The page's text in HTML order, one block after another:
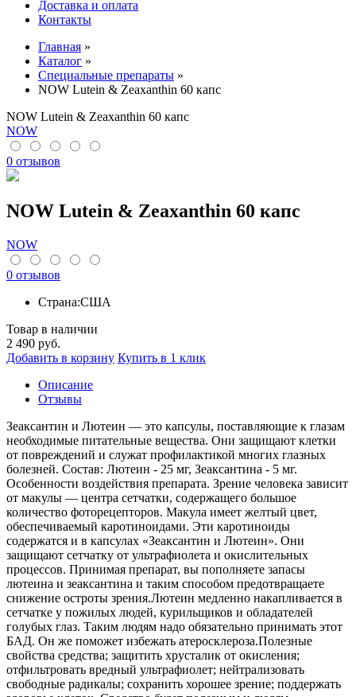
Доставка и оплата
Контакты
Главная »
Каталог »
Специальные препараты »
NOW Lutein & Zeaxanthin 60 капс
NOW Lutein & Zeaxanthin 60 капс
NOW
0 отзывов
NOW Lutein & Zeaxanthin 60 капс
NOW
0 отзывов
Страна:США
Товар в наличии
2 490 руб.
Добавить в корзину Купить в 1 клик
Описание
Отзывы
Зеаксантин и Лютеин — это капсулы, поставляющие к глазам
необходимые питательные вещества. Они защищают клетки
от повреждений и служат профилактикой многих глазных
болезней. Состав: Лютеин - 25 мг, Зеаксантина - 5 мг.
Особенности воздействия препарата. Зрение человека зависит
от макулы — центра сетчатки, содержащего большое
количество фоторецепторов. Макула имеет желтый цвет,
обеспечиваемый каротиноидами. Эти каротиноиды
содержатся и в капсулах «Зеаксантин и Лютеин». Они
защищают сетчатку от ультрафиолета и окислительных
процессов. Принимая препарат, вы пополняете запасы
лютеина и зеаксантина и таким способом предотвращаете
снижение остроты зрения.Лютеин медленно накапливается в
сетчатке у пожилых людей, курильщиков и обладателей
голубых глаз. Таким людям надо обязательно принимать этот
БАД. Он же поможет избежать атеросклероза.Полезные
свойства средства; защитить хрусталик от окисления;
отфильтровать вредный ультрафиолет; нейтрализовать
свободные радикалы; сохранить хорошее зрение; поддержать